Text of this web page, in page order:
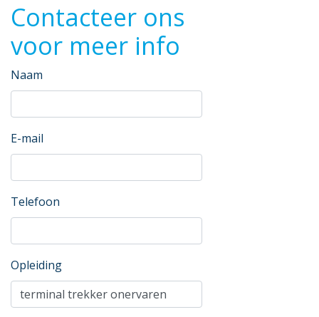
Contacteer ons
voor meer info
Naam
E-mail
Telefoon
Opleiding